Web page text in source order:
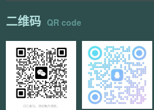
二维码 QR code